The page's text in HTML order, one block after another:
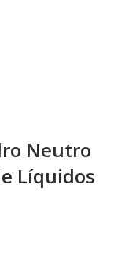
Neutro
Líquidos